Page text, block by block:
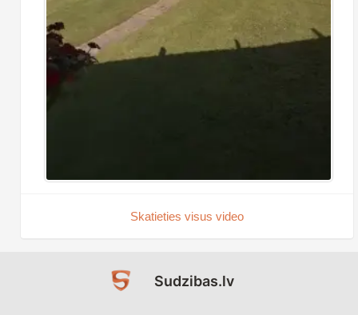
Skatieties visus video
Sudzibas.lv